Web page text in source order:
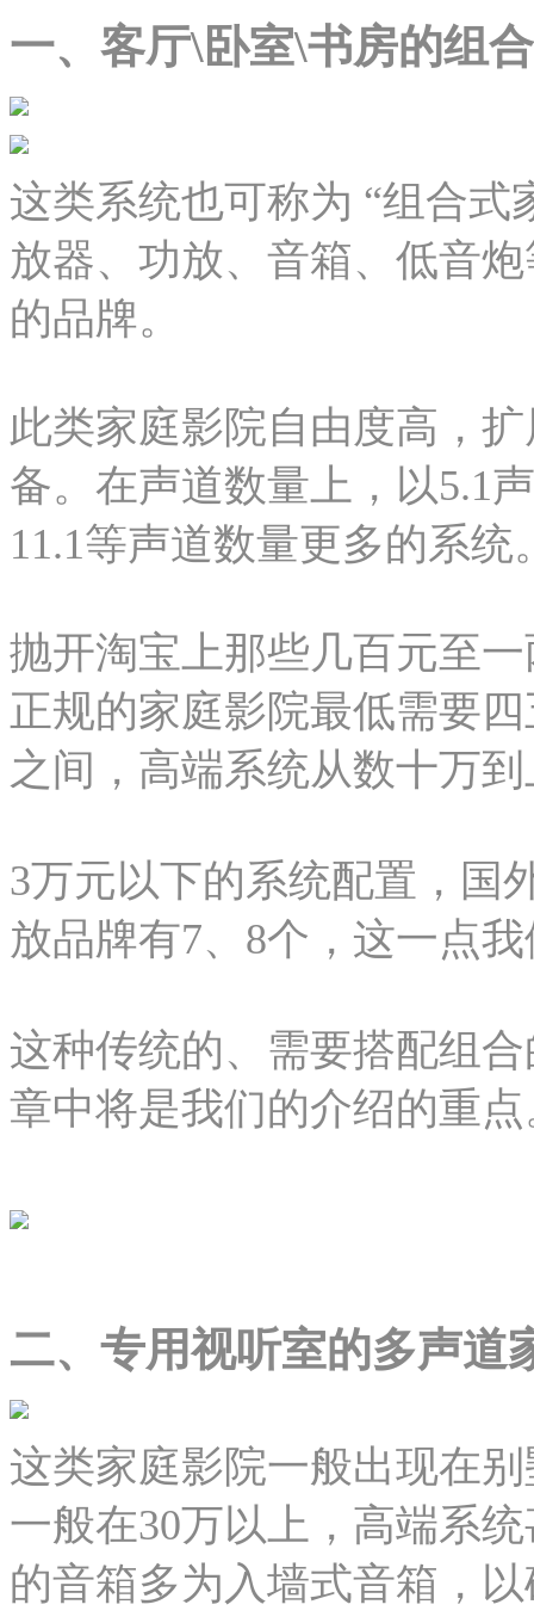
一、客厅\卧室\书房的组
这类系统也可称为 “组合
放器、功放、音箱、低音
的品牌。
此类家庭影院自由度高，
备。在声道数量上，以5.1
11.1等声道数量更多的系统
抛开淘宝上那些几百元至
正规的家庭影院最低需要
之间，高端系统从数十万
3万元以下的系统配置，国
放品牌有7、8个，这一点
这种传统的、需要搭配组
章中将是我们的介绍的重点
二、专用视听室的多声道
这类家庭影院一般出现在
一般在30万以上，高端系
的音箱多为入墙式音箱，